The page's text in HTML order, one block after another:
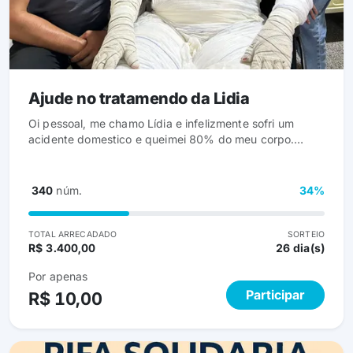
Ajude no tratamendo da Lidia
Oi pessoal, me chamo Lídia e infelizmente sofri um
acidente domestico e queimei 80% do meu corpo.
e o principal que é o colageno. Eu e minha familia não
pedir a ajuda de voces para estar participando da
minha rifa, custo de R$ 10,00 cada numero.
340 núm. 34%
TOTAL ARRECADADO
R$ 3.400,00
SORTEIO
26 dia(s)
Por apenas
R$ 10,00 Participar